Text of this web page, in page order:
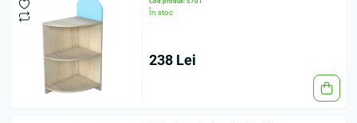
În stoc
238 Lei